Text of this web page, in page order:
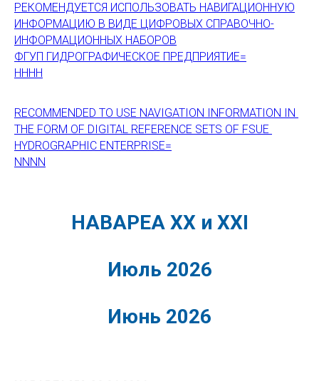
РЕКОМЕНДУЕТСЯ ИСПОЛЬЗОВАТЬ НАВИГАЦИОННУЮ
ИНФОРМАЦИЮ В ВИДЕ ЦИФРОВЫХ СПРАВОЧНО-
ИНФОРМАЦИОННЫХ НАБОРОВ
ФГУП ГИДРОГРАФИЧЕСКОЕ ПРЕДПРИЯТИЕ=
НННН
RECOMMENDED TO USE NAVIGATION INFORMATION IN
THE FORM OF DIGITAL REFERENCE SETS OF FSUE
HYDROGRAPHIC ENTERPRISE=
NNNN
НАВАРЕА XX и XXI
Июль 2026
Июнь 2026